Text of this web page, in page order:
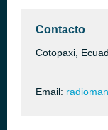
Contacto
Cotopaxi,
Email: